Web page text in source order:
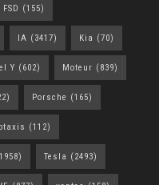
FSD (155)
IA (3417) Kia (70)
Y (602) Moteur (839)
Porsche (165)
(112)
Tesla (2493)